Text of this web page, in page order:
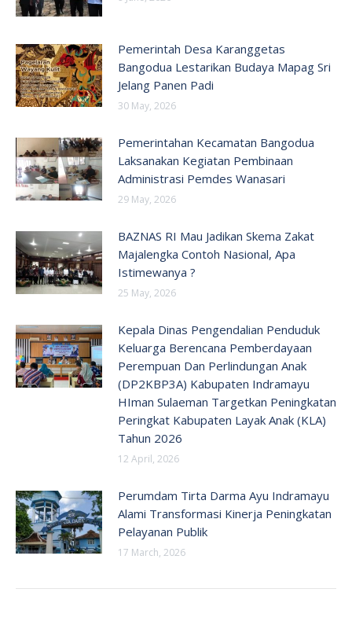
Pemerintah Desa Karanggetas
Bangodua Lestarikan Budaya Mapag Sri
Jelang Panen Padi
30 May, 2026
Pemerintahan Kecamatan Bangodua
Laksanakan Kegiatan Pembinaan
Administrasi Pemdes Wanasari
29 May, 2026
BAZNAS RI Mau Jadikan Skema Zakat
Majalengka Contoh Nasional, Apa
Istimewanya ?
25 May, 2026
Kepala Dinas Pengendalian Penduduk
Keluarga Berencana Pemberdayaan
Perempuan Dan Perlindungan Anak
(DP2KBP3A) Kabupaten Indramayu
HIman Sulaeman Targetkan Peningkatan
Peringkat Kabupaten Layak Anak (KLA)
Tahun 2026
12 April, 2026
Perumdam Tirta Darma Ayu Indramayu
Alami Transformasi Kinerja Peningkatan
Pelayanan Publik
17 March, 2026